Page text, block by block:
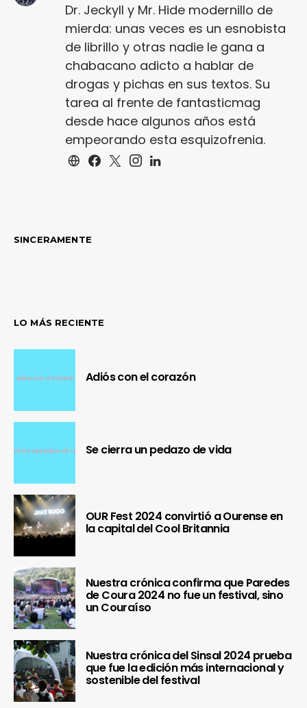
Dr. Jeckyll y Mr. Hide modernillo de
mierda: unas veces es un esnobista
de librillo y otras nadie le gana a
chabacano adicto a hablar de
drogas y pichas en sus textos. Su
tarea al frente de fantasticmag
desde hace algunos años está
empeorando esta esquizofrenia.
SINCERAMENTE
LO MÁS RECIENTE
Adiós con el corazón
Se cierra un pedazo de vida
OUR Fest 2024 convirtió a Ourense en
la capital del Cool Britannia
Nuestra crónica confirma que Paredes
de Coura 2024 no fue un festival, sino
un Couraíso
Nuestra crónica del Sinsal 2024 prueba
que fue la edición más internacional y
sostenible del festival